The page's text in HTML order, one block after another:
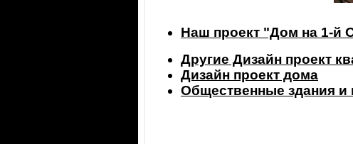
Наш проект "Дом на 1-й
Другие Дизайн проект
Дизайн проект дома
Общественные здания и